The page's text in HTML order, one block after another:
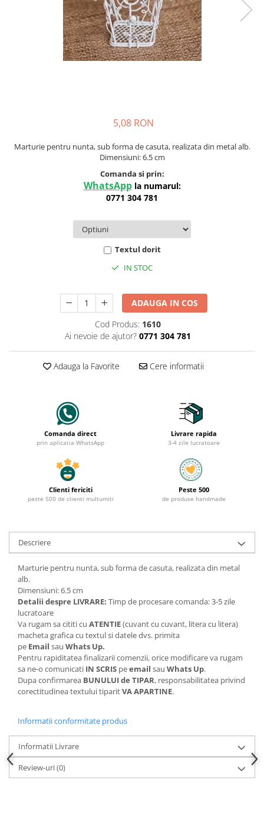
Meniuri & nr de BOTEZ
Plicuri si cartoane pentru INVITATII
TAVA pentru MOT
Trusouri & Lumanari Botez
Pahare Miri & Nasi
Cocarde nunta
Inmormatare/pomana
5,08 RON
Marturie pentru nunta, sub forma de casuta, realizata din metal alb.
Dimensiuni: 6.5 cm
Comanda si prin:
WhatsApp la numarul:
0771 304 781
Textul dorit
IN STOC
ADAUGA IN COS
Cod Produs: 1610
Ai nevoie de ajutor? 0771 304 781
Adauga la Favorite Cere informatii
Comanda direct
prin aplicatia WhatsApp
Livrare rapida
3-4 zile lucratoare
Clienti fericiti
peste 500 de clienti multumiti
Peste 500
de produse handmade
Descriere
Marturie pentru nunta, sub forma de casuta, realizata din metal
alb.
Dimensiuni: 6.5 cm
Detalii despre LIVRARE: Timp de procesare comanda: 3-5 zile
lucratoare
Va rugam sa cititi cu ATENTIE(cuvant cu cuvant, litera cu litera)
macheta grafica cu textul si datele dvs. primita
pe Email sau Whats Up.
Pentru rapiditatea finalizarii comenzii, orice modificare va rugam
sa ne-o comunicati IN SCRIS peemail sau Whats Up.
Dupa confirmarea BUNULUI de TIPAR, responsabilitatea privind
corectitudinea textului tiparitVA APARTINE.
Informatii conformitate produs
Informatii Livrare
Review-uri(0)